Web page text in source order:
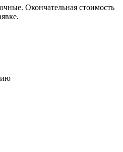
Окончательная стоимость